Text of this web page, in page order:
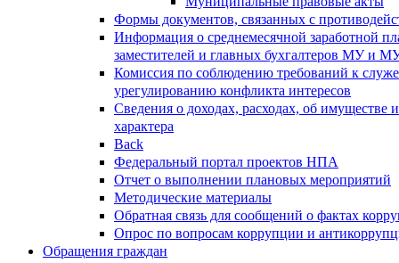
Формы документов, связанных с
Информация о среднемесячной заработной
заместителей и главных бухгалтеров МУ и
Комиссия по соблюдению требований к
урегулированию конфликта интересов
Сведения о доходах, расходах, об имуществе
характера
Back
Федеральный портал проектов НПА
Отчет о выполнении плановых мероприятий
Методические материалы
Обратная связь для сообщений о фактах
Опрос по вопросам коррупции и
Обращения граждан